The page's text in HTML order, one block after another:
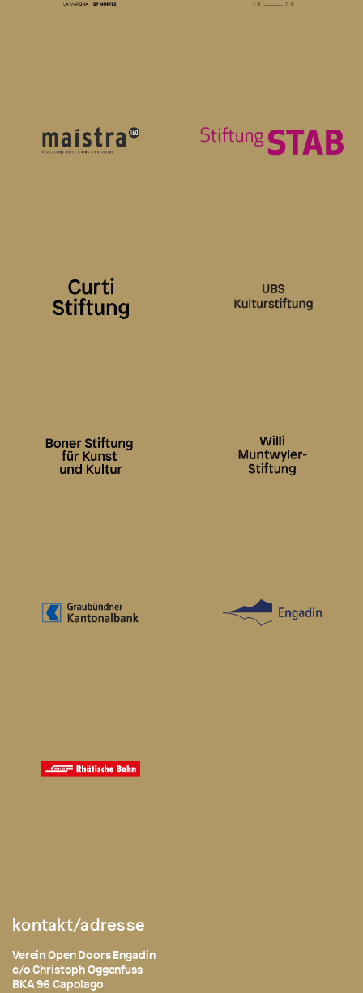
kontakt/adresse
Verein Open Doors Engadin
c/o Christoph Oggenfuss
BKA 96 Capolago